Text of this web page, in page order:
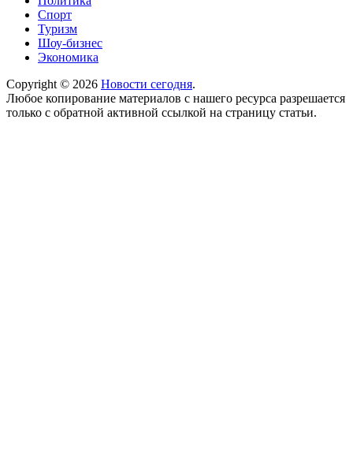
Спорт
Туризм
Шоу-бизнес
Экономика
Copyright © 2026 Новости сегодня.
Любое копирование материалов с нашего ресурса разрешается
только с обратной активной ссылкой на страницу статьи.